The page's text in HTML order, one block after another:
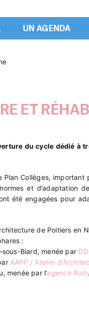
UN AGENDA
ET
du cycle dédié à
Collèges, important
et d’adaptation
été engagées pour
de Poitiers en
:
Biard, menée par
AAPP / Atelier
menée par l’agence